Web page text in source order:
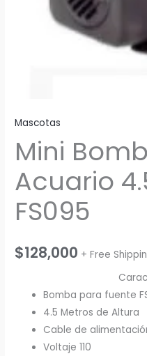
Mascotas
Mini
Acuario
FS095
$128,000 + Free
Bomba para fuente
4.5 Metros de Altura
Cable de
Voltaje 110